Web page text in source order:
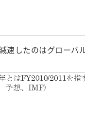
したのはグローバ